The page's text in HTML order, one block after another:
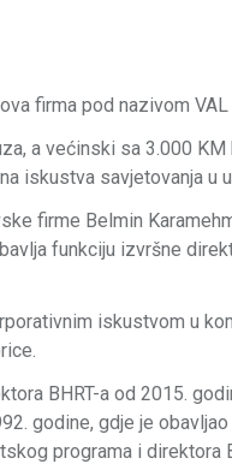
firma pod nazivom
a većinski sa 3.000
iskustva savjetovanja u
firme Belmin
funkciju izvršne
iskustvom u
BHRT-a od 2015.
godine, gdje je
programa i direktora